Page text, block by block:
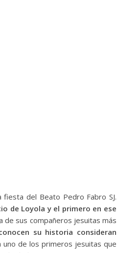
del Beato Pedro Fabro SJ.
de Loyola y el primero en ese
de sus compañeros jesuitas más
su historia consideran
uno de los primeros jesuitas que